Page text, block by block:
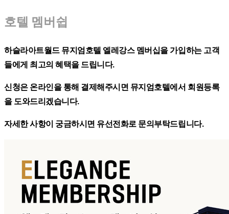
호텔 멤버쉽
하슬라아트월드 뮤지엄호텔 엘레강스 멤버십을 가입하는 고객
들에게 최고의 혜택을 드립니다.
신청은 온라인을 통해 결제해주시면 뮤지엄호텔에서 회원등록
을 도와드리겠습니다.
자세한 사항이 궁금하시면 유선전화로 문의부탁드립니다.